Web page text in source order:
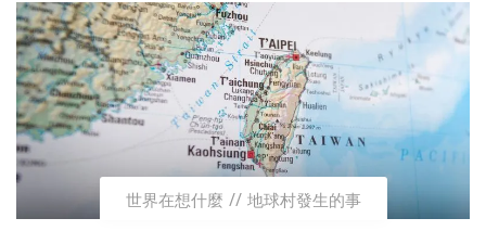
世界在想什麼 地球村發生的事